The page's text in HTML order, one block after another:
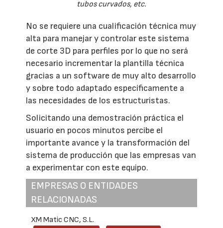
tubos curvados, etc.
No se requiere una cualificación técnica muy
alta para manejar y controlar este sistema
de corte 3D para perfiles por lo que no será
necesario incrementar la plantilla técnica
gracias a un software de muy alto desarrollo
y sobre todo adaptado específicamente a
las necesidades de los estructuristas.
Solicitando una demostración práctica el
usuario en pocos minutos percibe el
importante avance y la transformación del
sistema de producción que las empresas van
a experimentar con este equipo.
EMPRESAS O ENTIDADES
RELACIONADAS
XM Matic CNC, S.L.